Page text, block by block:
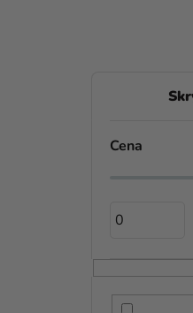
A
Cena
0
V
I
S